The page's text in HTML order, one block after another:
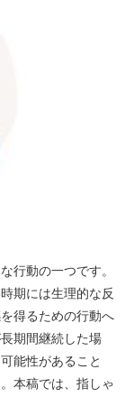
行動の一つです。
期には生理的な反
得るための行動へ
期間継続した場
能性があること
本稿では、指しゃ